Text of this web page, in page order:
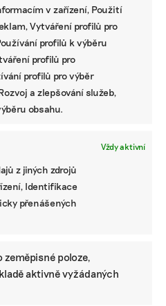
v zařízení, Použití
Vytváření profilů pro
profilů k výběru
profilů pro
profilů pro výběr
a zlepšování služeb,
obsahu.
Vždy aktivní
z jiných zdrojů
Identifikace
přenášených
poloze,
aktivně vyžádaných
vlastní zájmy, takže
část informací. „Na
každá vypustí menší
to ale každá dělá po
informacemi o dotaci
zmatení a zahlcení,“
zda se jim
podat, získat dotaci a
na Ekonews.